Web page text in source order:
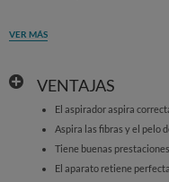
VER MÁS
VENTAJAS
El aspirador aspira
Aspira las fibras y el pelo
Tiene buenas
El aparato retiene